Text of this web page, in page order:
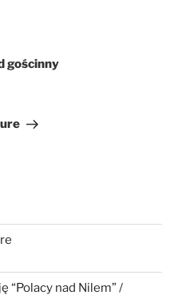
gościnny
“Polacy nad Nilem” /